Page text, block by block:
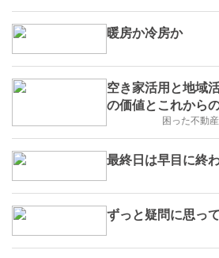
暖房か冷房か
空き家活用と地域
の価値とこれから
困った不動
最終日は早目に終
ずっと疑問に思っ